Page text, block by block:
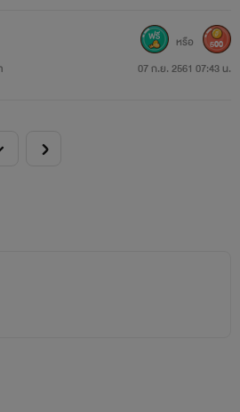
ต่กะพริบถี่ ไล่ความอุ่นร้อนของความ
าร้อนผ่าว แต่ห้ามเท่าไร น้ำตาก็ยิ่ง
07 ก.ย. 2561 07:43 น.
หรือ 500